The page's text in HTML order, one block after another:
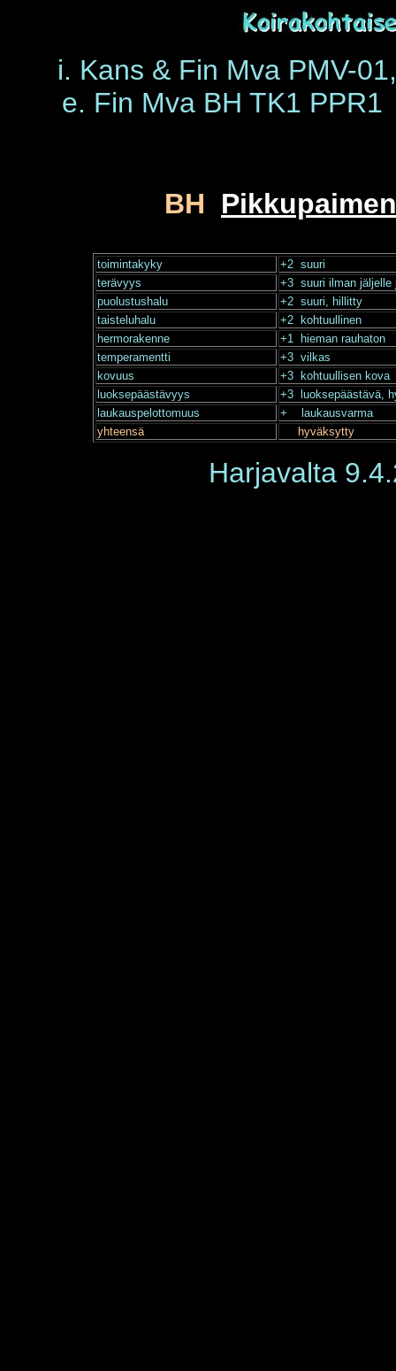
i. Kans & Fin Mva PMV-
e. Fin Mva BH TK1
BH
toimintakyky
+2 suuri
terävyys
+3 suuri ilman jäljelle
puolustushalu
+2 suuri, hillitty
taisteluhalu
+2 kohtuullinen
hermorakenne
+1 hieman rauhaton
temperamentti
+3 vilkas
kovuus
+3 kohtuullisen kova
luoksepäästävyys
+3 luoksepäästävä,
laukauspelottomuus
+ laukausvarma
yhteensä
hyväksytty
Harjavalta